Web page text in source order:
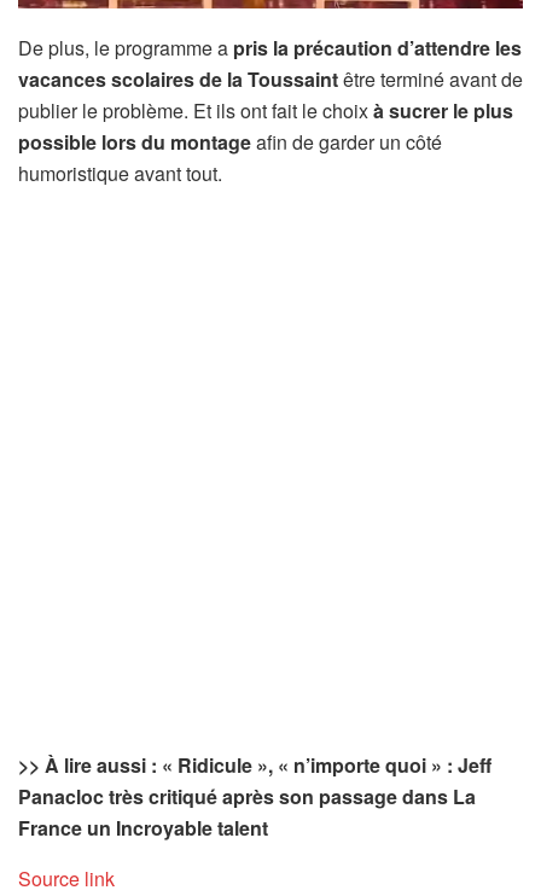
De plus, le programme a pris la précaution d’attendre les
vacances scolaires de la Toussaintêtre terminé avant de
publier le problème. Et ils ont fait le choixà sucrer le plus
possible lors du montageafin de garder un côté
humoristique avant tout.
>> À lire aussi : « Ridicule », « n’importe quoi » : Jeff
Panacloc très critiqué après son passage dans La
France un Incroyable talent
Source link